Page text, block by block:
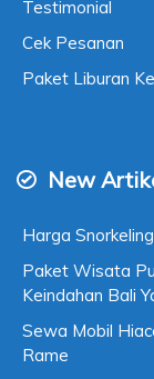
Testimonial
Cek Pesanan
Paket Liburan
New
Harga
Paket Wisata
Keindahan Bali
Sewa Mobil
Rame